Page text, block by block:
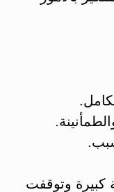
وتوقفت